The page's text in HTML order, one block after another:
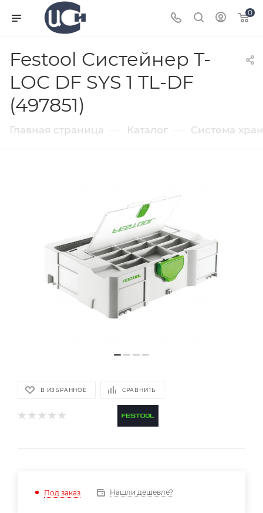
0
Festool Систейнер T-
LOC DF SYS 1 TL-DF
(497851)
Главная страница Каталог Система
В ИЗБРАННОЕ СРАВНИТЬ
Под заказ Нашли дешевле?